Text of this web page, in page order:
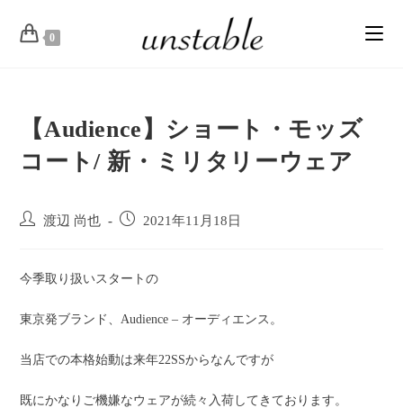
0
【Audience】ショート・モッズ
コート/ 新・ミリタリーウェア
渡辺 尚也 2021年11月18日
今季取り扱いスタートの
東京発ブランド、Audience – オーディエンス。
当店での本格始動は来年22SSからなんですが
既にかなりご機嫌なウェアが続々入荷してきております。